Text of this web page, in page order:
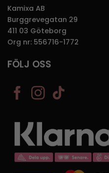
Kamixa AB
Burggrevegatan 29
411 03 Göteborg
Org nr: 556716-1772
FÖLJ OSS